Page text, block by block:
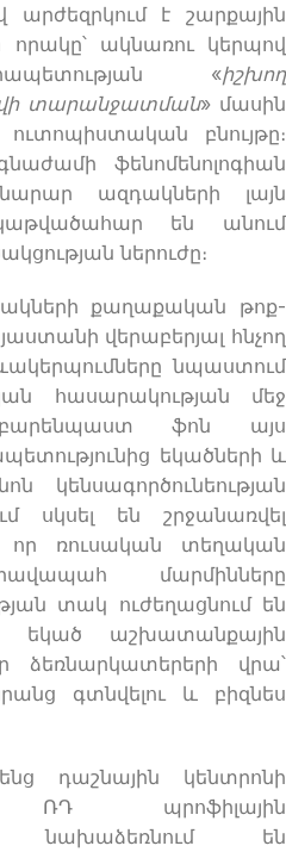
արժեզրկում է շարքային
որակը՝ ակնառու կերպով
«իշխող
տարանջատման» մասին
բնույթը։
ֆենոմենոլոգիան
ազդակների լայն
են անում
ներուժը։
քաղաքական թոք-
վերաբերյալ հնչող
նպաստում
հասարակության մեջ
ֆոն այս
եկածների և
կենսագործունեության
սկսել են շրջանառվել
որ ռուսական տեղական
մարմինները
տակ ուժեղացնում են
եկած աշխատանքային
ձեռնարկատերերի վրա՝
գտնվելու և բիզնես
դաշնային կենտրոնի
ՌԴ պրոֆիլային
նախաձեռնում են